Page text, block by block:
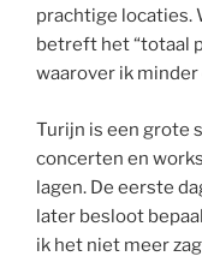
prachtige locaties.
betreft het “totaal
waarover ik
Turijn is een grote
concerten en
lagen. De eerste
later besloot
ik het niet meer